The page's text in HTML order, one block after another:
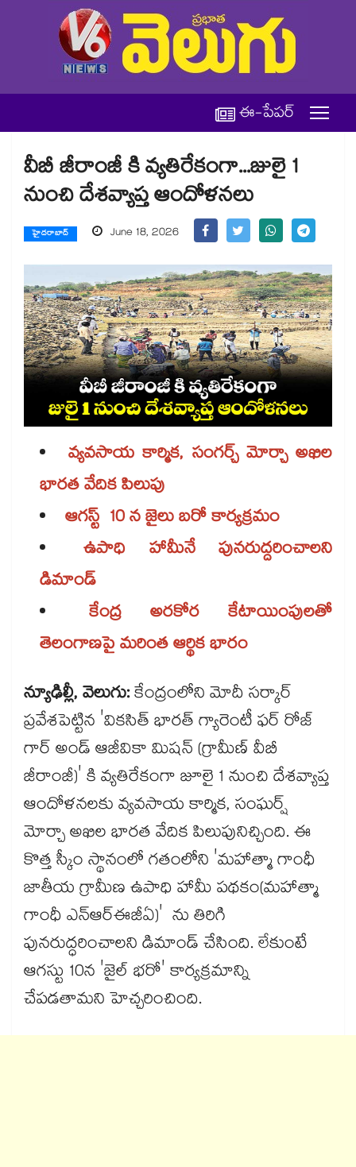
ఈ-పేపర్
వీబీ జీరాంజీ కి వ్యతిరేకంగా...జులై 1
నుంచి దేశవ్యాప్త ఆందోళనలు
హైదరాబాద్ June 18, 2026
వ్యవసాయ కార్మిక, సంగర్చ్ మోర్చా అఖిల
భారత వేదిక పిలుపు
ఆగస్ట్ 10 న జైలు బరో కార్యక్రమం
ఉపాధి హామీనే పునరుద్దరించాలని
డిమాండ్
కేంద్ర అరకోర కేటాయింపులతో
తెలంగాణపై మరింత ఆర్థిక భారం
న్యూఢిల్లీ, వెలుగు:కేంద్రంలోని మోదీ సర్కార్
ప్రవేశపెట్టిన 'వికసిత్ భారత్ గ్యారెంటీ ఫర్ రోజ్
గార్ అండ్ ఆజీవికా మిషన్ (గ్రామీణ్ వీబీ
జీరాంజీ)' కి వ్యతిరేకంగా జూలై 1 నుంచి దేశవ్యాప్త
ఆందోళనలకు వ్యవసాయ కార్మిక, సంఘర్ష్
మోర్చా అఖిల భారత వేదిక పిలుపునిచ్చింది. ఈ
కొత్త స్కీం స్థానంలో గతంలోని 'మహాత్మా గాంధీ
జాతీయ గ్రామీణ ఉపాధి హామీ పథకం(మహాత్మా
గాంధీ ఎన్‌‌‌‌‌‌‌‌‌‌‌‌‌‌‌‌‌‌‌‌‌‌‌‌‌‌‌‌‌‌‌‌‌‌‌‌‌‌‌‌‌‌‌‌‌‌‌‌‌‌‌‌‌‌‌‌‌‌‌‌‌‌‌‌‌‌‌‌‌‌‌‌‌‌‌‌‌‌‌‌‌‌‌‌‌‌‌‌‌‌‌‌‌‌‌‌‌‌‌‌‌‌‌‌‌‌‌‌‌‌‌‌‌‌‌‌‌‌‌‌‌‌‌‌‌‌‌‌ఆర్‌‌‌‌‌‌‌‌‌‌‌‌‌‌‌‌‌‌‌‌‌‌‌‌‌‌‌‌‌‌‌‌‌‌‌‌‌‌‌‌‌‌‌‌‌‌‌‌‌‌‌‌‌‌‌‌‌‌‌‌‌‌‌‌‌‌‌‌‌‌‌‌‌‌‌‌‌‌‌‌‌‌‌‌‌‌‌‌‌‌‌‌‌‌‌‌‌‌‌‌‌‌‌‌‌‌‌‌‌‌‌‌‌‌‌‌‌‌‌‌‌‌‌‌‌‌‌‌ఈజీఏ)' ను తిరిగి
పునరుద్ధరించాలని డిమాండ్ చేసింది. లేకుంటే
ఆగస్టు 10న 'జైల్ భరో' కార్యక్రమాన్ని
చేపడతామని హెచ్చరించింది.